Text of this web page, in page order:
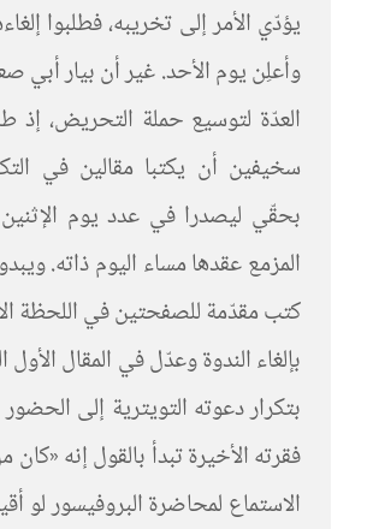
يؤدّي الأمر إلى تخريبه، فطلبوا
وأعلِن يوم الأحد. غير أن بيار أبي
العدّة لتوسيع حملة التحريض، إذ
سخيفين أن يكتبا مقالين في
بحقّي ليصدرا في عدد يوم الإثنين
المزمع عقدها مساء اليوم ذاته.
كتب مقدّمة للصفحتين في اللحظة
بإلغاء الندوة وعدّل في المقال
بتكرار دعوته التويترية إلى
فقرته الأخيرة تبدأ بالقول إنه «كان
الاستماع لمحاضرة البروفيسور لو